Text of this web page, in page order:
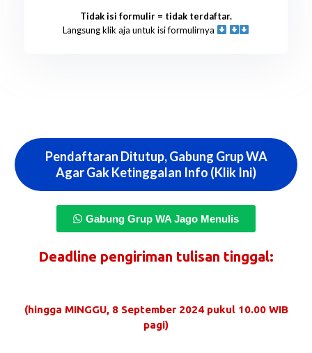
Tidak isi formulir = tidak terdaftar.
Langsung klik aja untuk isi formulirnya
Pendaftaran Ditutup, Gabung Grup WA
Agar Gak Ketinggalan Info (Klik Ini)
Gabung Grup WA Jago Menulis
Deadline pengiriman tulisan tinggal:
(hingga MINGGU, 8 September 2024 pukul 10.00 WIB
pagi)